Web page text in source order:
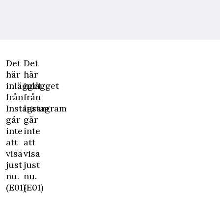
Det
här
inlägget
från
Instagram
går
inte
att
visa
just
nu.
(E01)
Det
här
inlägget
från
Instagram
går
inte
att
visa
just
nu.
(E01)